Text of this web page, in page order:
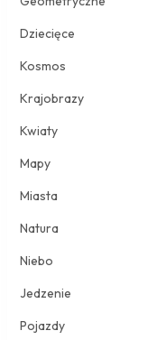
Dziecięce
Kosmos
Krajobrazy
Kwiaty
Mapy
Miasta
Natura
Niebo
Jedzenie
Pojazdy